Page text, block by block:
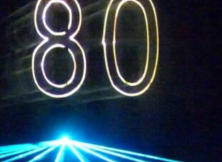
Notre local
La Boutique
Les pièces
L’assurance
Liens
La Revue
Les salons
La traction
La Traction des
membres
Bibliographie
Présentation 7